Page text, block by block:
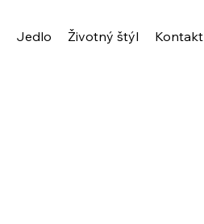
Jedlo Životný štýl Kontakt